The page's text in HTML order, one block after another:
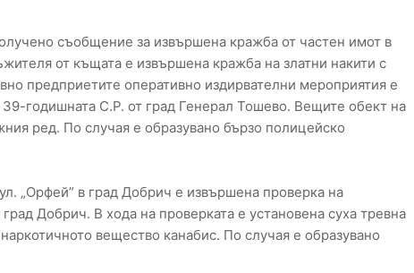
съобщение за извършена кражба от частен имот в
от къщата е извършена кражба на златни накити с
предприетите оперативно издирвателни мероприятия е
годишната С.Р. от град Генерал Тошево. Вещите обект на
ред. По случая е образувано бързо полицейско
„Орфей” в град Добрич е извършена проверка на
Добрич. В хода на проверката е установена суха тревна
вещество канабис. По случая е образувано